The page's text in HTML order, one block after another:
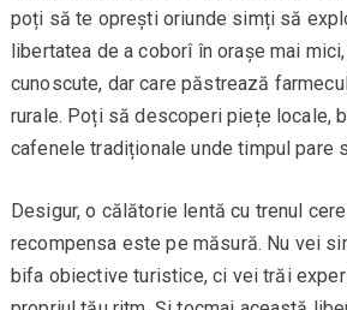
poți să te oprești oriunde simți să
libertatea de a coborî în orașe mai
cunoscute, dar care păstrează
rurale. Poți să descoperi piețe locale,
cafenele tradiționale unde timpul pare
Desigur, o călătorie lentă cu trenul
recompensa este pe măsură. Nu vei
bifa obiective turistice, ci vei trăi